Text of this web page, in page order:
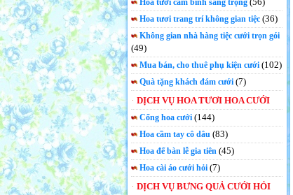
Hoa tươi cắm bình sang trọng
Hoa tươi trang trí không gian tiệc (36)
Không gian nhà hàng tiệc cưới trọn gói
(49)
Mua bán, cho thuê phụ kiện cưới (102)
Quà tặng khách đám cưới (7)
DỊCH VỤ HOA TƯƠI HOA CƯỚI
Cổng hoa cưới (144)
Hoa cầm tay cô dâu(83)
Hoa để bàn lễ gia tiên (45)
Hoa cài áo cưới hỏi (7)
DỊCH VỤ BƯNG QUẢ CƯỚI HỎI